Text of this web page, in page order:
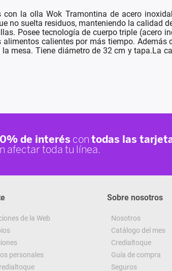
la olla Wok Tramontina de acero
no suelta residuos, manteniendo la calidad
Posee tecnología de cuerpo triple
calientes por más tiempo.
mesa. Tiene diámetro de 32 cm y tapa.La
de la Web
personales
Sobre nosotros
Nosotros
Catálogo del mes
Credialtoque
Guía de compra
Seguros